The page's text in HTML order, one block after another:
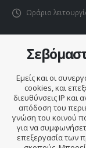
Ωράριο
Εμείς και οι
cookies, και
διευθύνσεις IP και
απόδοση του
γνώση του κοινού
για να
επεξεργασία των